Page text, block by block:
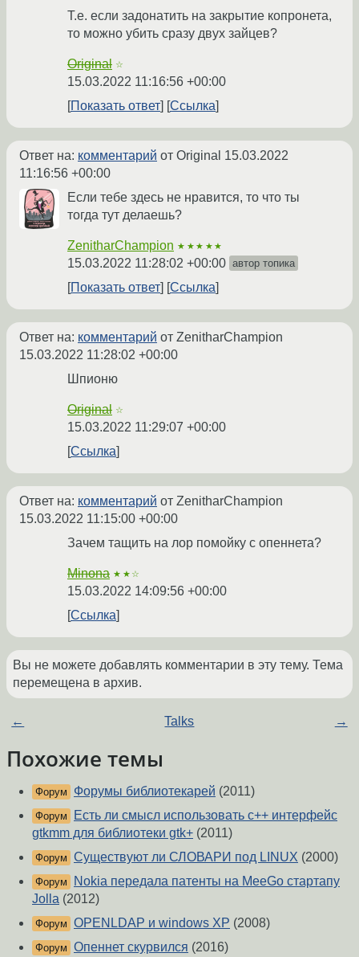
Т.е. если задонатить на закрытие копронета,
то можно убить сразу двух зайцев?
Original ☆
15.03.2022 11:16:56 +00:00
Показать ответ
Ссылка
Ответ на: комментарий от Original 15.03.2022
11:16:56 +00:00
Если тебе здесь не нравится, то что ты
тогда тут делаешь?
ZenitharChampion ★★★★★
15.03.2022 11:28:02 +00:00 автор топика
Показать ответ Ссылка
Ответ на: комментарий от ZenitharChampion
15.03.2022 11:28:02 +00:00
Шпионю
Original ☆
15.03.2022 11:29:07 +00:00
Ссылка
Ответ на: комментарий от ZenitharChampion
15.03.2022 11:15:00 +00:00
Зачем тащить на лор помойку с опеннета?
Minona ★★☆
15.03.2022 14:09:56 +00:00
Ссылка
Вы не можете добавлять комментарии в эту тему. Тема
перемещена в архив.
← Talks →
Похожие темы
Форум Форумы библиотекарей (2011)
Форум
Есть ли смысл использовать c++ интерфейс
gtkmm для библиотеки gtk+ (2011)
Форум Существуют ли СЛОВАРИ под LINUX (2000)
Форум
Nokia передала патенты на MeeGo стартапу
Jolla (2012)
Форум OPENLDAP и windows XP (2008)
Форум Опеннет скурвился (2016)